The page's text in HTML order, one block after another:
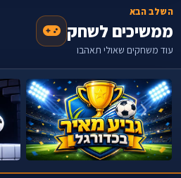
השלב הבא
ממשיכים לשחק
עוד משחקים שאולי תאהבו
‹